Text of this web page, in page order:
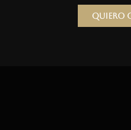
Quiero